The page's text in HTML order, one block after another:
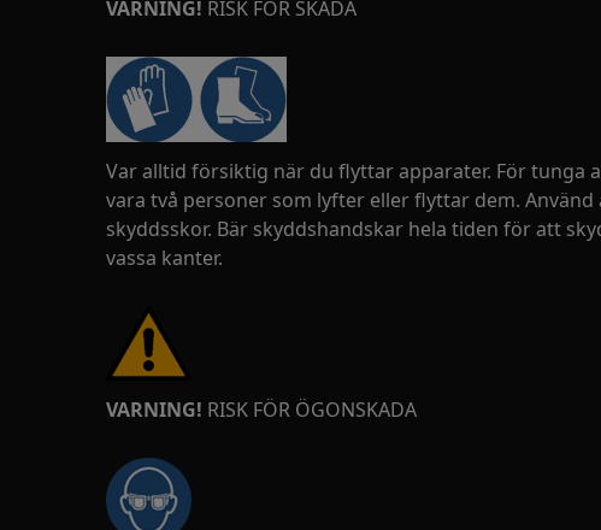
VARNING! RISK FÖR SKADA
Var alltid försiktig när du flyttar apparater. För tunga
vara två personer som lyfter eller flyttar dem.
skyddsskor. Bär skyddshandskar hela tiden för att
vassa kanter.
VARNING! RISK FÖR ÖGONSKADA